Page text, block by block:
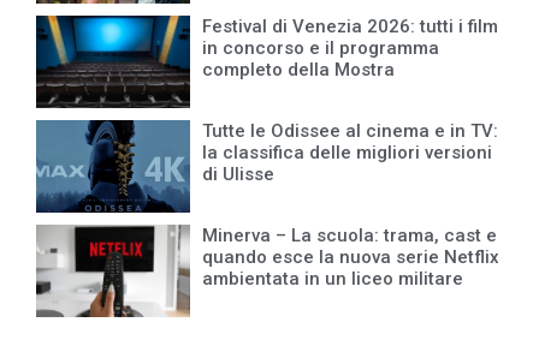
Festival di Venezia 2026: tutti i film
in concorso e il programma
completo della Mostra
Tutte le Odissee al cinema e in TV:
la classifica delle migliori versioni
di Ulisse
Minerva – La scuola: trama, cast e
quando esce la nuova serie Netflix
ambientata in un liceo militare